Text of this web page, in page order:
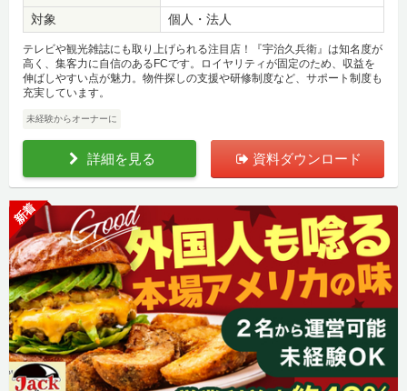
対象 個人・法人
テレビや観光雑誌にも取り上げられる注目店！『宇治久兵衛』は知名度が
高く、集客力に自信のあるFCです。ロイヤリティが固定のため、収益を
伸ばしやすい点が魅力。物件探しの支援や研修制度など、サポート制度も
充実しています。
未経験からオーナーに
詳細を見る 資料ダウンロード
新着